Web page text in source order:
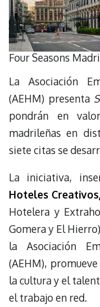
Four Seasons
La Asociación
(AEHM) presenta
pondrán en
madrileñas en
siete citas se
La iniciativa,
Hoteles Creativos,
Hotelera y
Gomera y El
la Asociación
(AEHM),
la cultura y el
el trabajo en red.